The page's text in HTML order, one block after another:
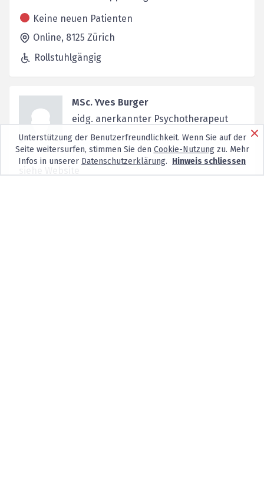
Keine neuen Patienten
Online, 8125 Zürich
Rollstuhlgängig
MSc. Yves Burger
eidg. anerkannter Psychotherapeut
Unterstützung der Benutzerfreundlichkeit. Wenn Sie auf der
Seite weitersurfen, stimmen Sie den Cookie-Nutzungzu. Mehr
Infos in unserer Datenschutzerklärung. Hinweis schliessen